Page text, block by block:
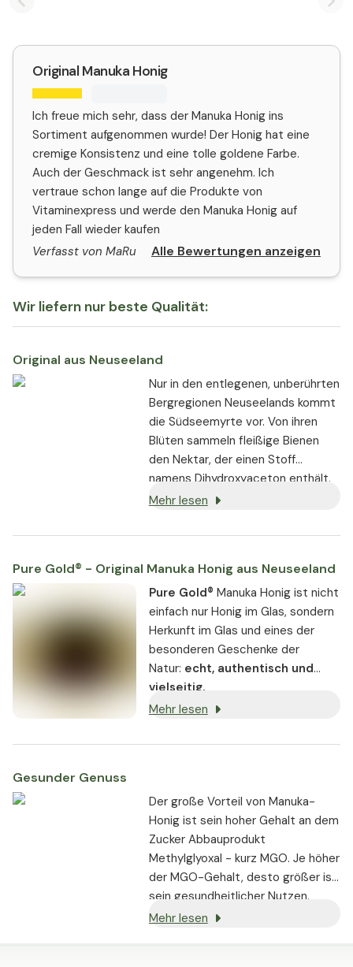
Previous slide
Original Manuka Honig
Ich freue mich sehr, dass der Manuka Honig ins
Sortiment aufgenommen wurde! Der Honig hat eine
cremige Konsistenz und eine tolle goldene Farbe.
Auch der Geschmack ist sehr angenehm. Ich
vertraue schon lange auf die Produkte von
Vitaminexpress und werde den Manuka Honig auf
jeden Fall wieder kaufen
Verfasst von MaRu
Alle Bewertungen anzeigen
Wir liefern nur beste Qualität:
Original aus Neuseeland
Nur in den entlegenen, unberührten
Bergregionen Neuseelands kommt
die Südseemyrte vor. Von ihren
Blüten sammeln fleißige Bienen
den Nektar, der einen Stoff
namens Dihydroxyaceton enthält.
Mehr lesen
Pure Gold® - Original Manuka Honig aus Neuseeland
Pure Gold® Manuka Honig ist nicht
einfach nur Honig im Glas, sondern
Herkunft im Glas und eines der
besonderen Geschenke der
Natur: echt, authentisch und
vielseitig.
Mehr lesen
Gesunder Genuss
Der große Vorteil von Manuka-
Honig ist sein hoher Gehalt an dem
Zucker Abbauprodukt
Methylglyoxal - kurz MGO. Je höher
der MGO-Gehalt, desto größer ist
sein gesundheitlicher Nutzen.
Manuka-Honig unterscheidet sich
Mehr lesen